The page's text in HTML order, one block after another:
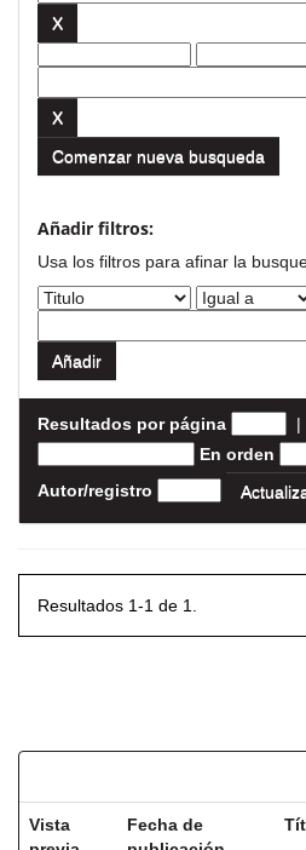
Comenzar nueva busqueda
Añadir filtros:
Usa los filtros para afinar la
Resultados por página |
En orden
Autor/registro
Resultados 1-1 de 1.
Vista
Fecha de